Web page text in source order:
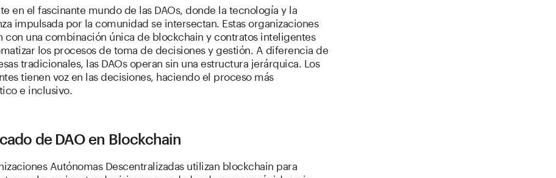
en el fascinante mundo de las DAOs, donde la tecnología y la
impulsada por la comunidad se intersectan. Estas organizaciones
con una combinación única de blockchain y contratos inteligentes
los procesos de toma de decisiones y gestión. A diferencia de
tradicionales, las DAOs operan sin una estructura jerárquica. Los
tienen voz en las decisiones, haciendo el proceso más
e inclusivo.
de DAO en Blockchain
Autónomas Descentralizadas utilizan blockchain para